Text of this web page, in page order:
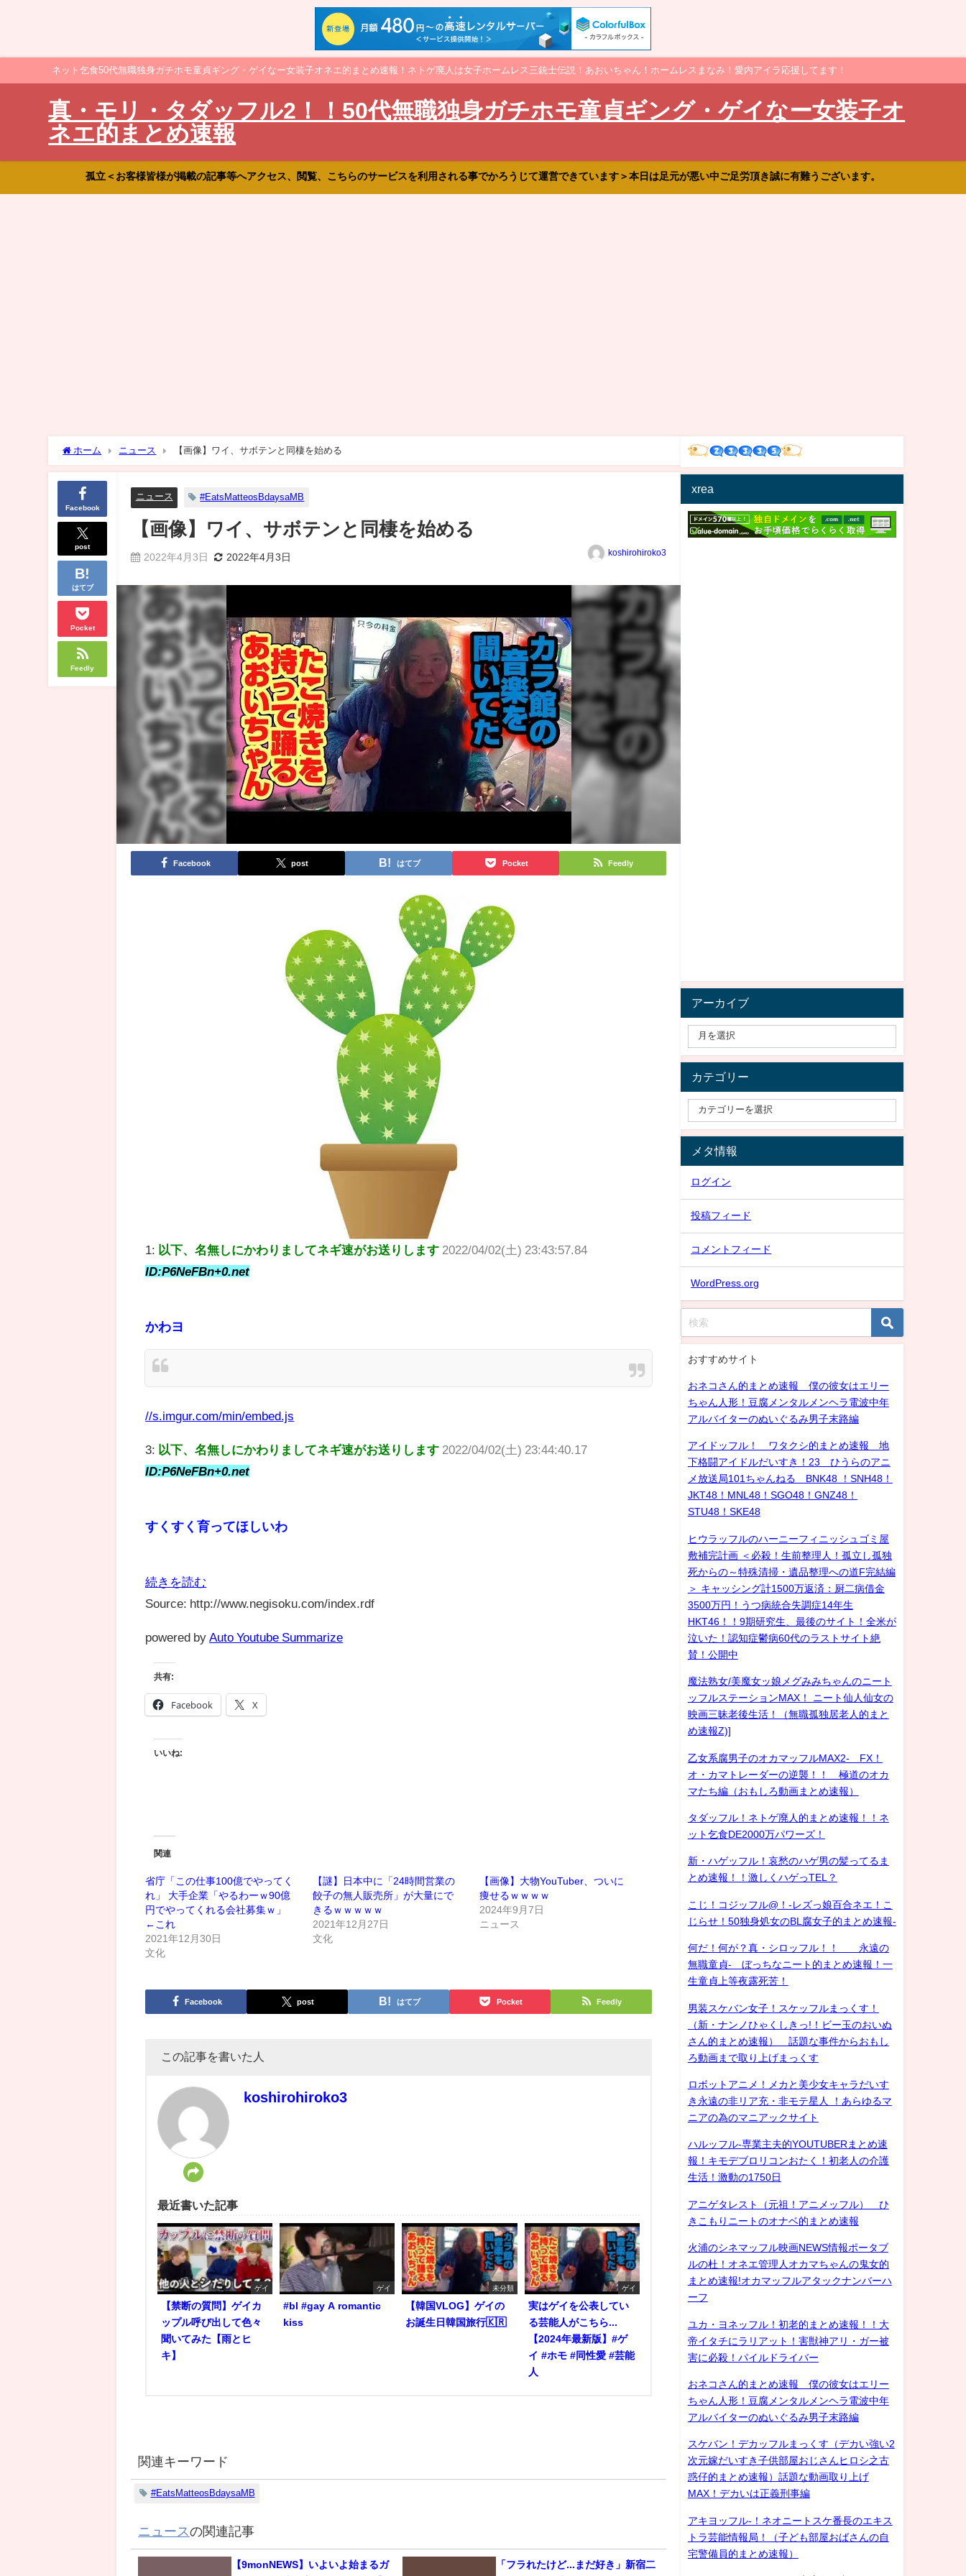
ネット乞食50代無職独身ガチホモ童貞ギング・ゲイなー女装子オネエ的まとめ速報！ネトゲ廃人は女子ホームレス三銃士伝説！あおいちゃん！ホームレスまなみ！愛内アイラ応援してます！
真・モリ・タダッフル2！！50代無職独身ガチホモ童貞ギング・ゲイなー女装子オ
ネエ的まとめ速報
孤立＜お客様皆様が掲載の記事等へアクセス、閲覧、こちらのサービスを利用される事でかろうじて運営できています＞本日は足元が悪い中ご足労頂き誠に有難うございます。
ホーム ニュース 【画像】ワイ、サボテンと同棲を始める
Facebook
post
はてブ
Pocket
Feedly
ニュース #EatsMatteosBdaysaMB
【画像】ワイ、サボテンと同棲を始める
2022年4月3日 2022年4月3日 koshirohiroko3
Facebook post はてブ Pocket Feedly
1: 以下、名無しにかわりましてネギ速がお送りします 2022/04/02(土) 23:43:57.84
ID:P6NeFBn+0.net
かわヨ
//s.imgur.com/min/embed.js
3: 以下、名無しにかわりましてネギ速がお送りします 2022/04/02(土) 23:44:40.17
ID:P6NeFBn+0.net
すくすく育ってほしいわ
続きを読む
Source: http://www.negisoku.com/index.rdf
powered by Auto Youtube Summarize
共有:
Facebook X
いいね:
関連
省庁「この仕事100億でやってく
れ」 大手企業「やるわーｗ90億
円でやってくれる会社募集ｗ」
←これ
2021年12月30日
文化
【謎】日本中に「24時間営業の
餃子の無人販売所」が大量にで
きるｗｗｗｗｗ
2021年12月27日
文化
【画像】大物YouTuber、ついに
痩せるｗｗｗｗ
2024年9月7日
ニュース
Facebook post はてブ Pocket Feedly
この記事を書いた人
koshirohiroko3
最近書いた記事
ゲイ
【禁断の質問】ゲイカ
ップル呼び出して色々
聞いてみた【雨とヒ
キ】
ゲイ
#bl #gay A romantic
kiss
未分類
【韓国VLOG】ゲイの
お誕生日韓国旅行🇰🇷
ゲイ
実はゲイを公表してい
る芸能人がこちら...
【2024年最新版】#ゲ
イ #ホモ #同性愛 #芸能
人
関連キーワード
#EatsMatteosBdaysaMB
ニュースの関連記事
【9monNEWS】いよいよ始まるガ
「フラれたけど...まだ好き」新宿二
xrea
アーカイブ
カテゴリー
メタ情報
ログイン
投稿フィード
コメントフィード
WordPress.org
おすすめサイト
おネコさん的まとめ速報 僕の彼女はエリー
ちゃん人形！豆腐メンタルメンヘラ電波中年
アルバイターのぬいぐるみ男子末路編
アイドッフル！ ワタクシ的まとめ速報 地
下格闘アイドルだいすき！23 ひうらのアニ
メ放送局101ちゃんねる BNK48 ！SNH48！
JKT48！MNL48！SGO48！GNZ48！
STU48！SKE48
ヒウラッフルのハーニーフィニッシュゴミ屋
敷補完計画 ＜必殺！生前整理人！孤立し孤独
死からの～特殊清掃・遺品整理への道F完結編
＞ キャッシング計1500万返済：厨二病借金
3500万円！うつ病統合失調症14年生
HKT46！！9期研究生、最後のサイト！全米が
泣いた！認知症鬱病60代のラストサイト絶
賛！公開中
魔法熟女/美魔女ッ娘メグみみちゃんのニート
ッフルステーションMAX！ ニート仙人仙女の
映画三昧老後生活！（無職孤独居老人的まと
め速報Z)]
乙女系腐男子のオカマッフルMAX2- FX！
オ・カマトレーダーの逆襲！！ 極道のオカ
マたち編（おもしろ動画まとめ速報）
タダッフル！ネトゲ廃人的まとめ速報！！ネ
ット乞食DE2000万パワーズ！
新・ハゲッフル！哀愁のハゲ男の髪ってるま
とめ速報！！激しくハゲっTEL？
こじ！コジッフル@！-レズっ娘百合ネエ！こ
じらせ！50独身処女のBL腐女子的まとめ速報-
何だ！何が？真・シロッフル！！ 永遠の
無職童貞- ぼっちなニート的まとめ速報！一
生童貞上等夜露死苦！
男装スケバン女子！スケッフルまっくす！
（新・ナンノひゃくしきっ!！ビー玉のおいぬ
さん的まとめ速報） 話題な事件からおもし
ろ動画まで取り上げまっくす
ロボットアニメ！メカと美少女キャラだいす
き永遠の非リア充・非モテ星人 ！あらゆるマ
ニアの為のマニアックサイト
ハルッフル-専業主夫的YOUTUBERまとめ速
報！キモデブロリコンおたく！初老人の介護
生活！激動の1750日
アニゲタレスト（元祖！アニメッフル） ひ
きこもりニートのオナベ的まとめ速報
火浦のシネマッフル映画NEWS情報ポータブ
ルの杜！オネエ管理人オカマちゃんの鬼女的
まとめ速報!オカマッフルアタックナンバーハ
ーフ
ユカ・ヨネッフル！初老的まとめ速報！！大
帝イタチにラリアット！害獣神アリ・ガー被
害に必殺！パイルドライバー
おネコさん的まとめ速報 僕の彼女はエリー
ちゃん人形！豆腐メンタルメンヘラ電波中年
アルバイターのぬいぐるみ男子末路編
スケバン！デカッフルまっくす（デカい強い2
次元嫁だいすき子供部屋おじさんヒロシ之古
惑仔的まとめ速報）話題な動画取り上げ
MAX！デカいは正義刑事編
アキヨッフル-！ネオニートスケ番長のエキス
トラ芸能情報局！（子ども部屋おばさんの自
宅警備員的まとめ速報）